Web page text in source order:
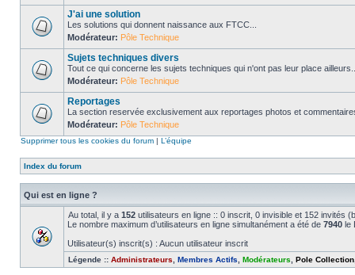
J'ai une solution
Les solutions qui donnent naissance aux FTCC...
Modérateur: Pôle Technique
Sujets techniques divers
Tout ce qui concerne les sujets techniques qui n'ont pas leur place
Modérateur: Pôle Technique
Reportages
La section reservée exclusivement aux reportages photos et
Modérateur: Pôle Technique
Supprimer tous les cookies du forum | L’équipe
Index du forum
Qui est en ligne ?
Au total, il y a 152 utilisateurs en ligne :: 0 inscrit, 0 invisible et 152 invités
Le nombre maximum d’utilisateurs en ligne simultanément a été de 7940 le
Utilisateur(s) inscrit(s) : Aucun utilisateur inscrit
Légende :: Administrateurs Membres Actifs Modérateurs Pole Collection